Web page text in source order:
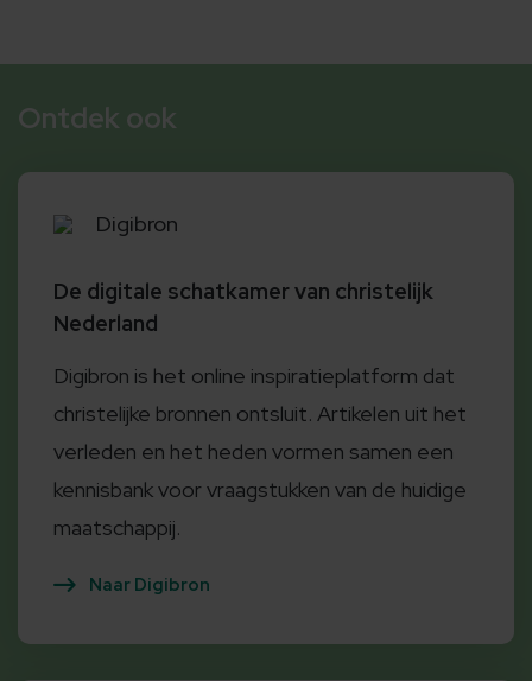
Ontdek ook
Digibron
De digitale schatkamer van christelijk
Nederland
Digibron is het online inspiratieplatform dat
christelijke bronnen ontsluit. Artikelen uit het
verleden en het heden vormen samen een
kennisbank voor vraagstukken van de huidige
maatschappij.
Naar Digibron